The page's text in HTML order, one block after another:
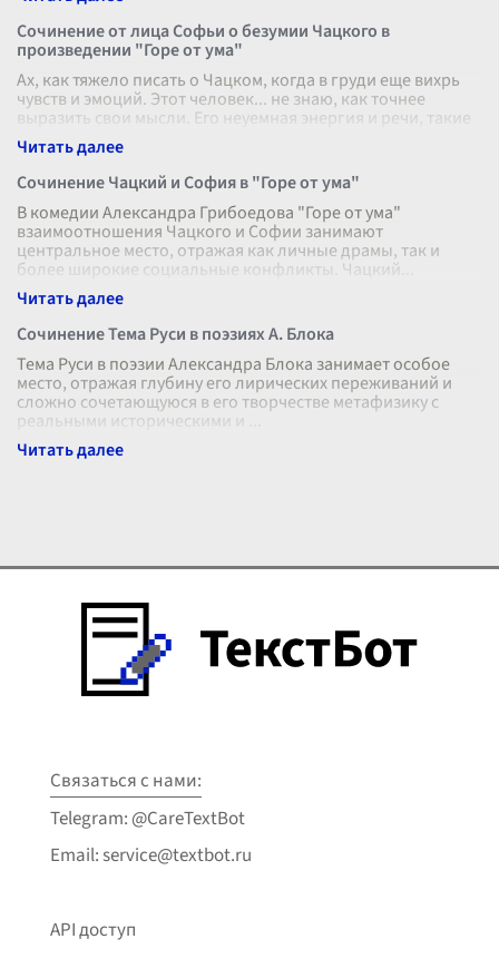
Сочинение от лица Софьи о безумии Чацкого в
произведении "Горе от ума"
Ах, как тяжело писать о Чацком, когда в груди еще вихрь
чувств и эмоций. Этот человек... не знаю, как точнее
выразить свои мысли. Его неуемная энергия и речи, такие
резкие и непрек
Сочинение Чацкий и София в "Горе от ума"
В комедии Александра Грибоедова "Горе от ума"
взаимоотношения Чацкого и Софии занимают
центральное место, отражая как личные драмы, так и
более широкие социальные конфликты. Чацкий
Сочинение Тема Руси в поэзиях А. Блока
Тема Руси в поэзии Александра Блока занимает особое
место, отражая глубину его лирических переживаний и
сложно сочетающуюся в его творчестве метафизику с
реальными историческими и
Связаться с нами:
Telegram: @CareTextBot
Email: service@textbot.ru
API доступ